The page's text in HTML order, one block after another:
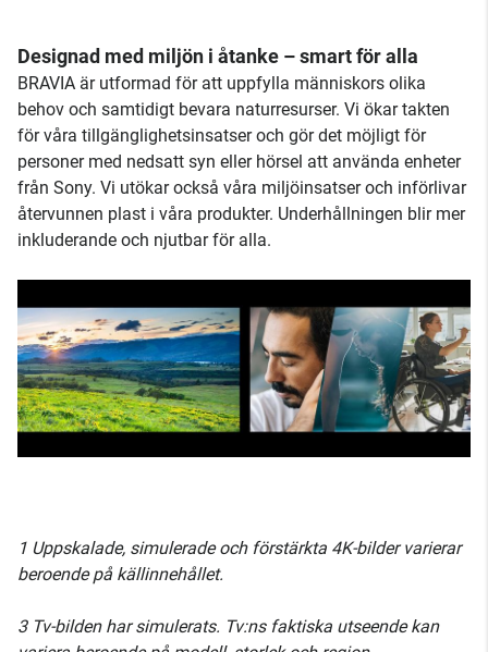
Designad med miljön i åtanke – smart för alla
BRAVIA är utformad för att uppfylla människors olika
behov och samtidigt bevara naturresurser. Vi ökar takten
för våra tillgänglighetsinsatser och gör det möjligt för
personer med nedsatt syn eller hörsel att använda enheter
från Sony. Vi utökar också våra miljöinsatser och införlivar
återvunnen plast i våra produkter. Underhållningen blir mer
inkluderande och njutbar för alla.
1 Uppskalade, simulerade och förstärkta 4K-bilder varierar
beroende på källinnehållet.
3 Tv-bilden har simulerats. Tv:ns faktiska utseende kan